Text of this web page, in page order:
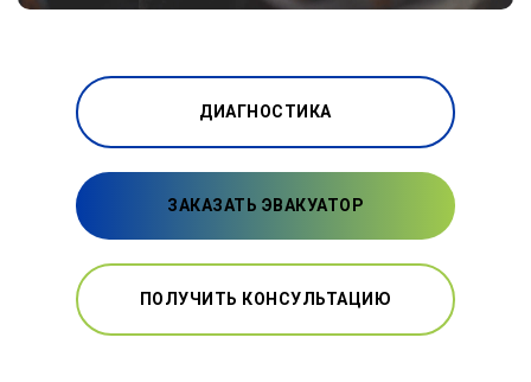
ДИАГНОСТИКА
ЗАКАЗАТЬ ЭВАКУАТОР
ПОЛУЧИТЬ КОНСУЛЬТАЦИЮ